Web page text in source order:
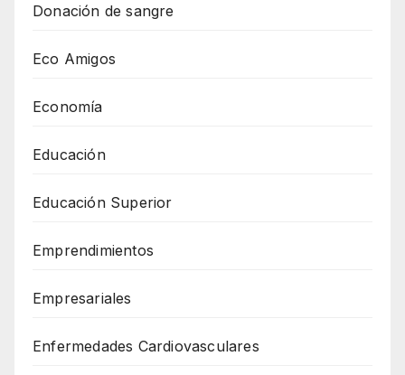
Donación de sangre
Eco Amigos
Economía
Educación
Educación Superior
Emprendimientos
Empresariales
Enfermedades Cardiovasculares